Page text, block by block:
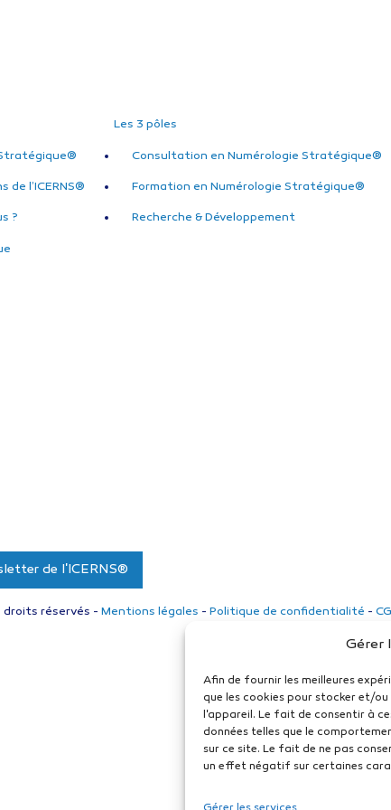
Gérer
Afin de fournir les meilleures
que les cookies pour stocker et/
l'appareil. Le fait de consentir à
données telles que le
sur ce site. Le fait de ne pas
un effet négatif sur certaines
de l’ICERNS®
?
Les 3 pôles
Consultation en Numérologie Stratégique®
Formation en Numérologie Stratégique®
Recherche & Développement
de l'ICERNS®
droits réservés - Mentions légales - Politique de confidentialité -